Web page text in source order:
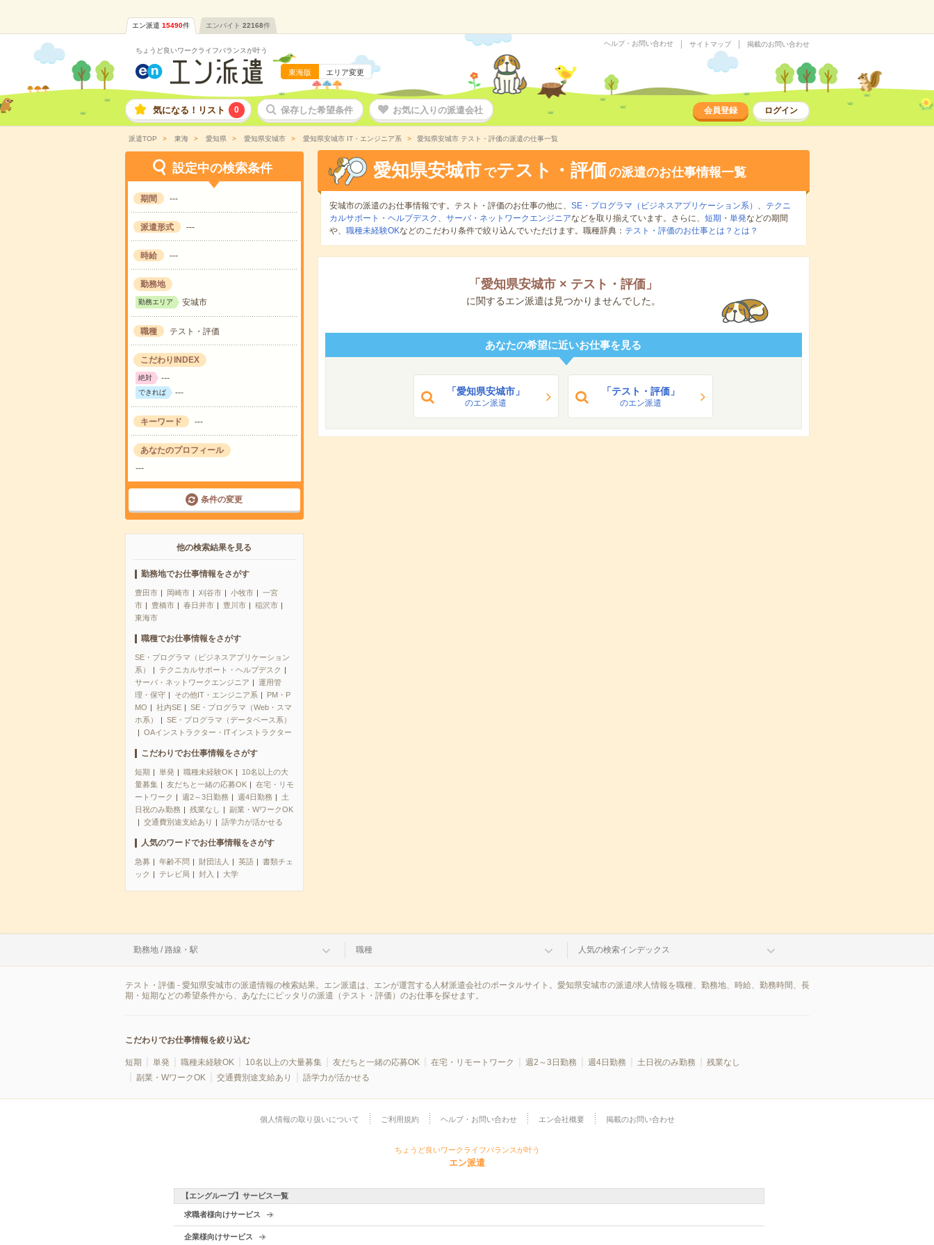
エン派遣 15490件 エンバイト 22168件
ちょうど良いワークライフバランスが叶う
東海版 エリア変更
ヘルプ・お問い合わせ サイトマップ 掲載のお問い合わせ
気になる！リスト 0 保存した希望条件 お気に入りの派遣会社 会員登録 ログイン
派遣TOP 東海 愛知県 愛知県安城市 愛知県安城市 IT・エンジニア系 愛知県安城市 テスト・評価の派遣の仕事一覧
設定中の検索条件
期間 ---
派遣形式 ---
時給 ---
勤務地
勤務エリア 安城市
職種 テスト・評価
こだわりINDEX
絶対 ---
できれば ---
キーワード ---
あなたのプロフィール
---
条件の変更
他の検索結果を見る
勤務地でお仕事情報をさがす
豊田市 岡崎市 刈谷市 小牧市
一宮
市
豊橋市 春日井市 豊川市
稲沢市
東海市
職種でお仕事情報をさがす
SE・プログラマ（ビジネスアプリケーション
系）
テクニカルサポート・ヘルプデスク
サーバ・ネットワークエンジニア
運用管
理・保守
その他IT・エンジニア系
PM・P
MO
社内SE
SE・プログラマ（Web・スマ
ホ系）
SE・プログラマ（データベース系）
OAインストラクター・ITインストラクター
こだわりでお仕事情報をさがす
短期 単発 職種未経験OK
10名以上の大
量募集
友だちと一緒の応募OK
在宅・リモ
ートワーク
週2～3日勤務 週4日勤務
土
日祝のみ勤務
残業なし
副業・WワークOK
交通費別途支給あり
語学力が活かせる
人気のワードでお仕事情報をさがす
急募 年齢不問 財団法人 英語
書類チェ
ック
テレビ局 封入 大学
愛知県安城市 でテスト・評価の派遣のお仕事情報一覧
安城市の派遣のお仕事情報です。テスト・評価のお仕事の他に、 SE・プログラマ（ビジネスアプリケーション系） 、
テクニ
カルサポート・ヘルプデスク 、 サーバ・ネットワークエンジニアなどを取り揃えています。さらに、 短期 ・ 単発などの期間
や、 職種未経験OKなどのこだわり条件で絞り込んでいただけます。職種辞典： テスト・評価のお仕事とは？とは？
「 愛知県安城市 × テスト・評価 」
に関するエン派遣は見つかりませんでした。
あなたの希望に近いお仕事を見る
「愛知県安城市」
のエン派遣
「テスト・評価」
のエン派遣
勤務地 / 路線・駅 職種 人気の検索インデックス
テスト・評価 - 愛知県安城市の派遣情報の検索結果。エン派遣は、エンが運営する人材派遣会社のポータルサイト。愛知県安城市の派遣/求人情報を職種、勤務地、時給、勤務時間、長
期・短期などの希望条件から、あなたにピッタリの派遣（テスト・評価）のお仕事を探せます。
こだわりでお仕事情報を絞り込む
短期 単発 職種未経験OK 10名以上の大量募集 友だちと一緒の応募OK 在宅・リモートワーク 週2～3日勤務 週4日勤務 土日祝のみ勤務
残業なし
副業・WワークOK
交通費別途支給あり 語学力が活かせる
個人情報の取り扱いについて ご利用規約 ヘルプ・お問い合わせ エン会社概要 掲載のお問い合わせ
ちょうど良いワークライフバランスが叶う
エン派遣
【エングループ】サービス一覧
求職者様向けサービス
企業様向けサービス